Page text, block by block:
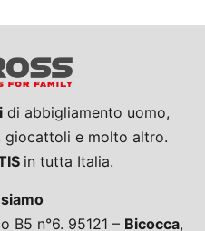
di abbigliamento uomo,
giocattoli e molto altro.
in tutta Italia.
B5 n°6. 95121 – Bicocca,